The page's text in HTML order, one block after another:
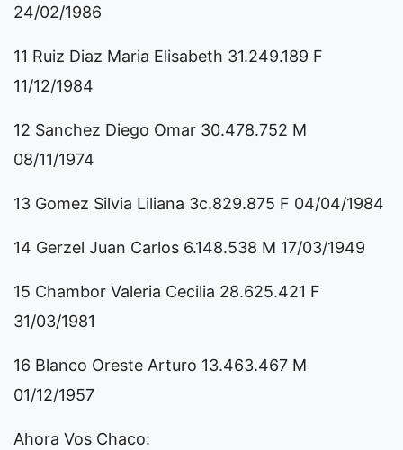
24/02/1986
11 Ruiz Diaz Maria Elisabeth 31.249.189 F
11/12/1984
12 Sanchez Diego Omar 30.478.752 M
08/11/1974
13 Gomez Silvia Liliana 3c.829.875 F 04/04/1984
14 Gerzel Juan Carlos 6.148.538 M 17/03/1949
15 Chambor Valeria Cecilia 28.625.421 F
31/03/1981
16 Blanco Oreste Arturo 13.463.467 M
01/12/1957
Ahora Vos Chaco: